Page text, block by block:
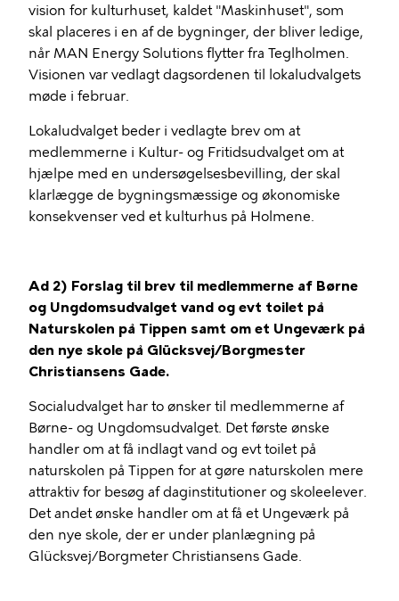
vision for kulturhuset, kaldet "Maskinhuset", som
skal placeres i en af de bygninger, der bliver ledige,
når MAN Energy Solutions flytter fra Teglholmen.
Visionen var vedlagt dagsordenen til lokaludvalgets
møde i februar.
Lokaludvalget beder i vedlagte brev om at
medlemmerne i Kultur- og Fritidsudvalget om at
hjælpe med en undersøgelsesbevilling, der skal
klarlægge de bygningsmæssige og økonomiske
konsekvenser ved et kulturhus på Holmene.
Ad 2) Forslag til brev til medlemmerne af Børne
og Ungdomsudvalget vand og evt toilet på
Naturskolen på Tippen samt om et Ungeværk på
den nye skole på Glücksvej/Borgmester
Christiansens Gade.
Socialudvalget har to ønsker til medlemmerne af
Børne- og Ungdomsudvalget. Det første ønske
handler om at få indlagt vand og evt toilet på
naturskolen på Tippen for at gøre naturskolen mere
attraktiv for besøg af daginstitutioner og skoleelever.
Det andet ønske handler om at få et Ungeværk på
den nye skole, der er under planlægning på
Glücksvej/Borgmeter Christiansens Gade.